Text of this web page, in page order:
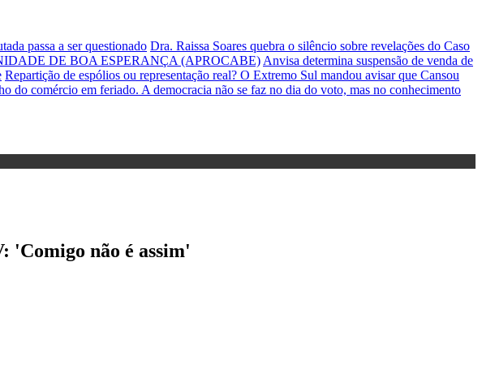
passa a ser questionado Dra. Raissa Soares quebra o silêncio sobre revelações do Caso
DE BOA ESPERANÇA (APROCABE) Anvisa determina suspensão de venda de
Repartição de espólios ou representação real? O Extremo Sul mandou avisar que Cansou
do comércio em feriado. A democracia não se faz no dia do voto, mas no conhecimento
'Comigo não é assim'